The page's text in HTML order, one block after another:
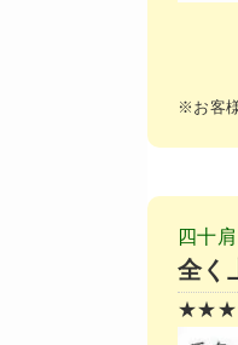
※お客
四十
全く